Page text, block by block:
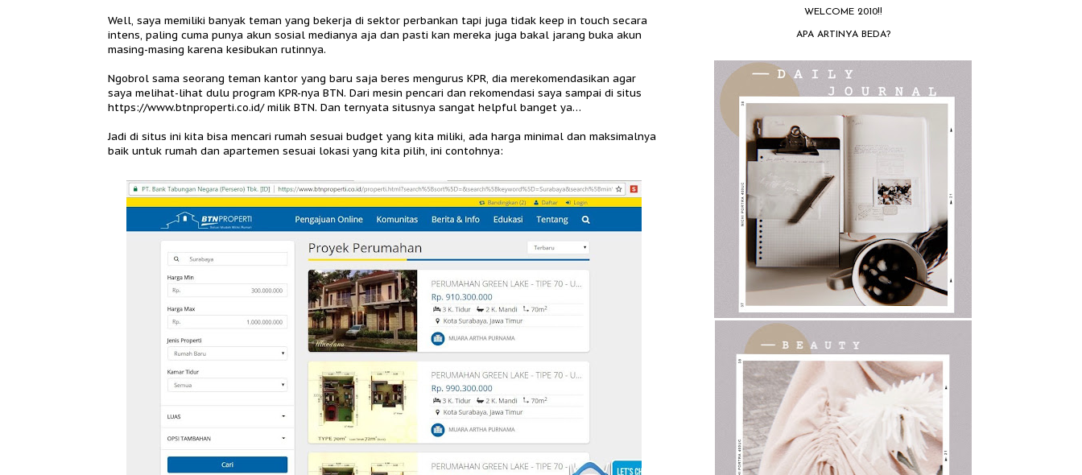
Well, saya memiliki banyak teman yang bekerja di sektor perbankan tapi juga tidak keep in touch secara
intens, paling cuma punya akun sosial medianya aja dan pasti kan mereka juga bakal jarang buka akun
masing-masing karena kesibukan rutinnya.
Ngobrol sama seorang teman kantor yang baru saja beres mengurus KPR, dia merekomendasikan agar
saya melihat-lihat dulu program KPR-nya BTN. Dari mesin pencari dan rekomendasi saya sampai di situs
https://www.btnproperti.co.id/ milik BTN. Dan ternyata situsnya sangat helpful banget ya…
Jadi di situs ini kita bisa mencari rumah sesuai budget yang kita miliki, ada harga minimal dan maksimalnya
baik untuk rumah dan apartemen sesuai lokasi yang kita pilih, ini contohnya:
WELCOME 2010!!
APA ARTINYA BEDA?